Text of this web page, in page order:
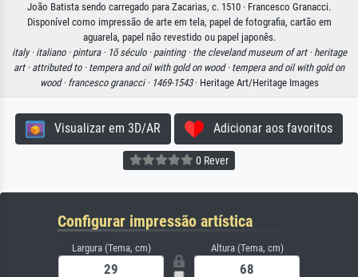
João Batista sendo carregado para Zacarias, c. 1510 · Francesco Granacci.
Disponível como impressão de arte em tela, papel de fotografia, cartão em
aguarela, papel não revestido ou papel japonês.
italy · italiano · pintura · 1õ século · painting · the cleveland museum of art · heritage
art · attributed to · tempera and oil with gold on wood · tempera and oil with gold on
wood · francesco granacci · 1469-1543· Heritage Art/Heritage Images
Visualizar em 3D/AR Adicionar aos favoritos
0 Rever
Configurar impressão artística
Largura (Tema, cm) Altura (Tema, cm)